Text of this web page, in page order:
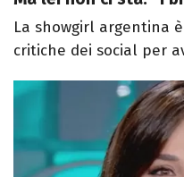
La showgirl argentina
critiche dei social per